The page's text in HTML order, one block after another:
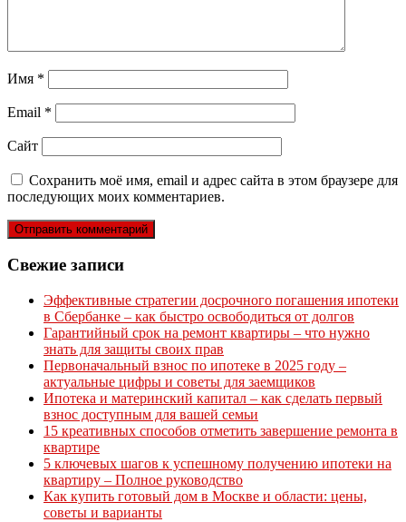
Имя *
Email *
Сайт
Сохранить моё имя, email и адрес сайта в этом браузере для
последующих моих комментариев.
Свежие записи
Эффективные стратегии досрочного погашения ипотеки
в Сбербанке – как быстро освободиться от долгов
Гарантийный срок на ремонт квартиры – что нужно
знать для защиты своих прав
Первоначальный взнос по ипотеке в 2025 году –
актуальные цифры и советы для заемщиков
Ипотека и материнский капитал – как сделать первый
взнос доступным для вашей семьи
15 креативных способов отметить завершение ремонта в
квартире
5 ключевых шагов к успешному получению ипотеки на
квартиру – Полное руководство
Как купить готовый дом в Москве и области: цены,
советы и варианты